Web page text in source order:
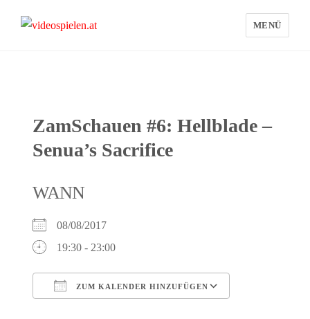
MENÜ
ZamSchauen #6: Hellblade –
Senua’s Sacrifice
WANN
08/08/2017
19:30 - 23:00
ZUM KALENDER HINZUFÜGEN